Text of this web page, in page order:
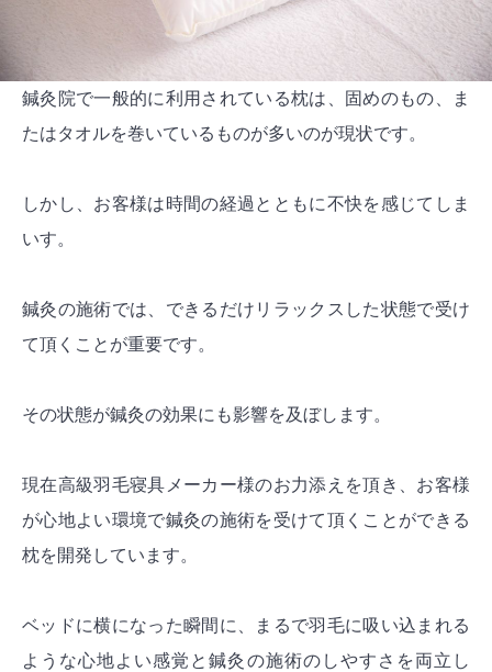
鍼灸院で一般的に利用されている枕は、固めのもの、ま
たはタオルを巻いているものが多いのが現状です。
しかし、お客様は時間の経過とともに不快を感じてしま
いす。
鍼灸の施術では、できるだけリラックスした状態で受け
て頂くことが重要です。
その状態が鍼灸の効果にも影響を及ぼします。
現在高級羽毛寝具メーカー様のお力添えを頂き、お客様
が心地よい環境で鍼灸の施術を受けて頂くことができる
枕を開発しています。
ベッドに横になった瞬間に、まるで羽毛に吸い込まれる
ような心地よい感覚と鍼灸の施術のしやすさを両立し